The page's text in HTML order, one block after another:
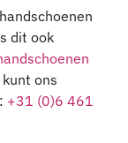
dit ook
ons
+31 (0)6 461
KOPEN?